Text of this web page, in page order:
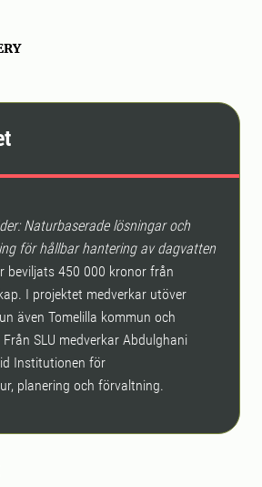
Naturbaserade lösningar och
för hållbar hantering av dagvatten
beviljats 450 000 kronor från
I projektet medverkar utöver
även Tomelilla kommun och
SLU medverkar Abdulghani
Institutionen för
planering och förvaltning.